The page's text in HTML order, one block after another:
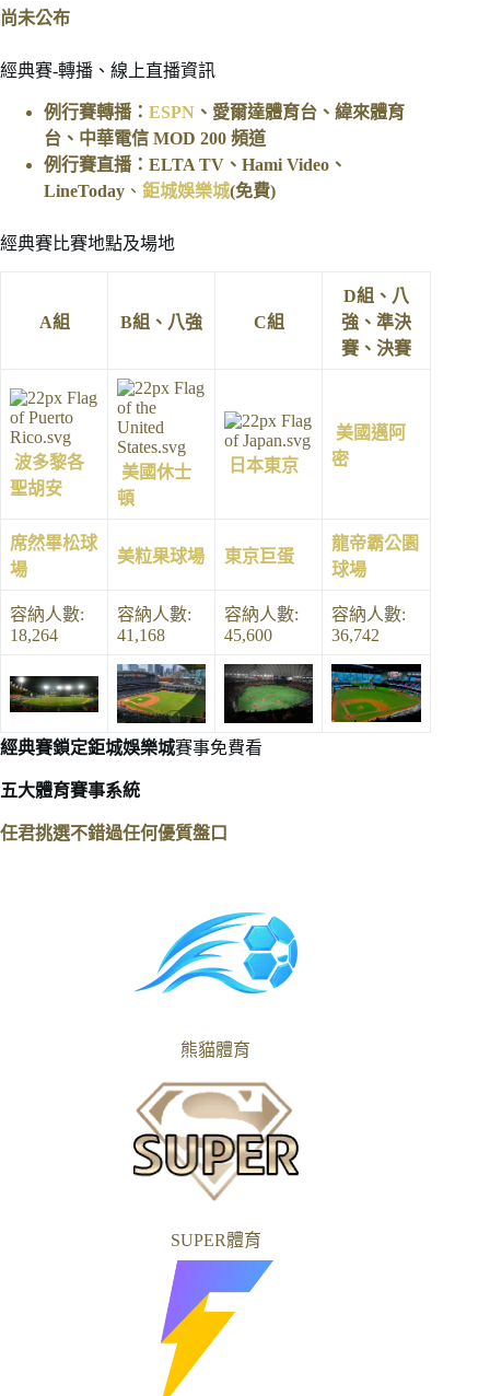
尚未公布
經典賽-轉播、線上直播資訊
例行賽轉播： ESPN 、愛爾達體育台、緯來體育
台、中華電信 MOD 200 頻道
例行賽直播：ELTA TV、Hami Video、
LineToday 、 鉅城娛樂城(免費)
經典賽比賽地點及場地
A組 B組、八強 C組
D組、八
強、準決
賽、決賽
波多黎各
聖胡安
美國休士
頓
日本東京
美國邁阿
密
席然畢松球
場
美粒果球場 東京巨蛋
龍帝霸公園
球場
容納人數:
18,264
容納人數:
41,168
容納人數:
45,600
容納人數:
36,742
經典賽鎖定鉅城娛樂城賽事免費看
五大體育賽事系統
任君挑選不錯過任何優質盤口
熊貓體育
SUPER體育